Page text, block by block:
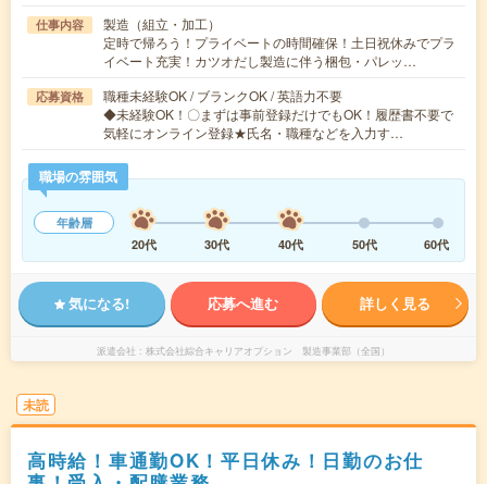
仕事内容
製造（組立・加工）
定時で帰ろう！プライベートの時間確保！土日祝休みでプラ
イベート充実！カツオだし製造に伴う梱包・パレッ…
応募資格
職種未経験OK / ブランクOK / 英語力不要
◆未経験OK！〇まずは事前登録だけでもOK！履歴書不要で
気軽にオンライン登録★氏名・職種などを入力す…
職場の雰囲気
年齢層
20代
30代 40代 50代 60代
気になる! 応募へ進む 詳しく見る
派遣会社 株式会社綜合キャリアオプション 製造事業部（全国）
未読
高時給！車通勤OK！平日休み！日勤のお仕